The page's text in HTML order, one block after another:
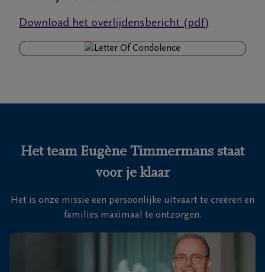
24u/24
440
Download het overlijdensbericht (pdf)
Het team Eugène Timmermans staat
voor je klaar
Het is onze missie een persoonlijke uitvaart te creëren en
families maximaal te ontzorgen.